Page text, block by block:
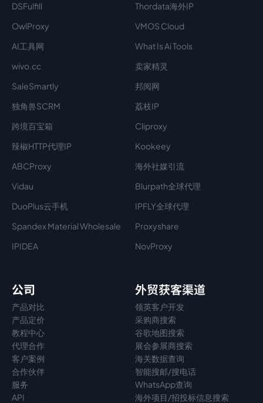
DSFulfill
Thordata海外IP
OwlProxy
VMOS Cloud
AI工具网
What Is Ai Tools
wivo.cc
卖家精灵
SaleSmartly
邦阅网
独角兽SCRM
荔枝IP
跨境百宝箱
Cliproxy
辣椒HTTP代理IP
Kookeey
ABCProxy
海外社媒引流
Vidau
Blurpath全球代理
DuoPlus云手机
IPFLY全球代理
Spandex Material Wholesale​
Proxyshare
IPIDEA
NovProxy
公司
产品对比
产品定价
教程中心
代理合作
客户案例
合作伙伴
服务
API
外贸获客渠道
领英客户开发
采购商搜索
谷歌地图搜索
展会参展商搜索
海关数据查询
智能搜邮/搜电话
WhatsApp查询
海外项目/招投标信息搜索